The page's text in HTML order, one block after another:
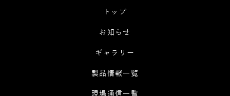
トップ
お知らせ
ギャラリー
製品情報一覧
現場通信一覧